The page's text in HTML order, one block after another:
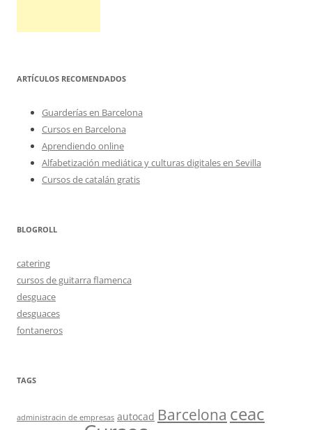
ARTÍCULOS RECOMENDADOS
Guarderías en Barcelona
Cursos en Barcelona
Aprendiendo online
Alfabetización mediática y culturas digitales en Sevilla
Cursos de catalán gratis
BLOGROLL
catering
cursos de guitarra flamenca
desguace
desguaces
fontaneros
TAGS
administracin de empresas autocad Barcelona ceac